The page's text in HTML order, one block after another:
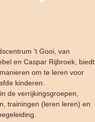
't Gooi, van
en Caspar Rijbroek, biedt
om te leren voor
kinderen.
de verrijkingsgroepen,
trainingen (leren leren) en